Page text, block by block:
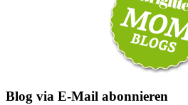
Blog via E-Mail abonnieren